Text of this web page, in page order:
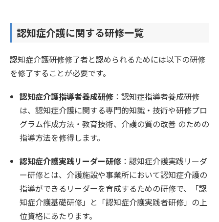
認知症介護に関する研修一覧
認知症介護研修修了者と認められるためには以下の研修
を修了することが必要です。
認知症介護指導者養成研修 ：認知症指導者養成研修
は、認知症介護に関する専門的知識・技術や研修プロ
グラム作成方法・教育技術、介護の質の改善 のための
指導方法を修得します。
認知症介護実践リーダー研修 ：認知症介護実践リーダ
ー研修とは、介護施設や事業所において認知症介護の
指導ができるリーダーを育成するための研修で、「認
知症介護基礎研修」と「認知症介護実践者研修」の上
位資格にあたります。